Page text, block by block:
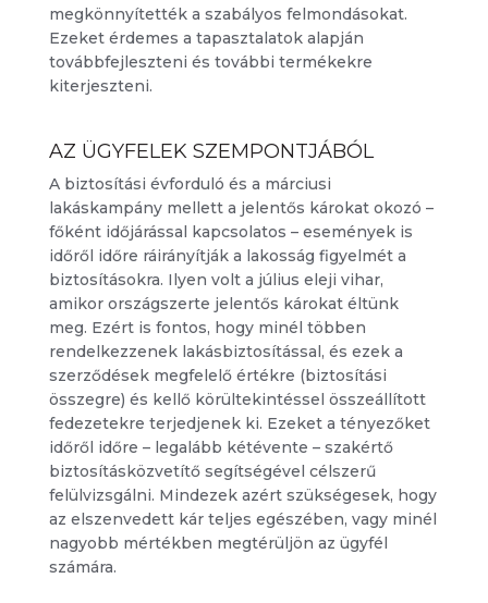
megkönnyítették a szabályos felmondásokat.
Ezeket érdemes a tapasztalatok alapján
továbbfejleszteni és további termékekre
kiterjeszteni.
AZ ÜGYFELEK SZEMPONTJÁBÓL
A biztosítási évforduló és a márciusi
lakáskampány mellett a jelentős károkat okozó –
főként időjárással kapcsolatos – események is
időről időre ráirányítják a lakosság figyelmét a
biztosításokra. Ilyen volt a július eleji vihar,
amikor országszerte jelentős károkat éltünk
meg. Ezért is fontos, hogy minél többen
rendelkezzenek lakásbiztosítással, és ezek a
szerződések megfelelő értékre (biztosítási
összegre) és kellő körültekintéssel összeállított
fedezetekre terjedjenek ki. Ezeket a tényezőket
időről időre – legalább kétévente – szakértő
biztosításközvetítő segítségével célszerű
felülvizsgálni. Mindezek azért szükségesek, hogy
az elszenvedett kár teljes egészében, vagy minél
nagyobb mértékben megtérüljön az ügyfél
számára.